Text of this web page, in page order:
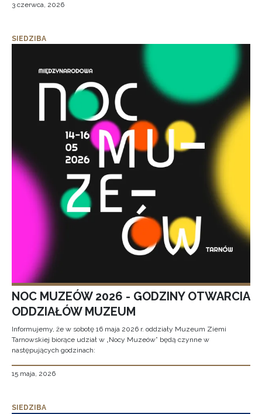
3 czerwca, 2026
SIEDZIBA
NOC MUZEÓW 2026 - GODZINY OTWARCIA
ODDZIAŁÓW MUZEUM
Informujemy, że w sobotę 16 maja 2026 r. oddziały Muzeum Ziemi
Tarnowskiej biorące udział w „Nocy Muzeów” będą czynne w
następujących godzinach:
15 maja, 2026
SIEDZIBA